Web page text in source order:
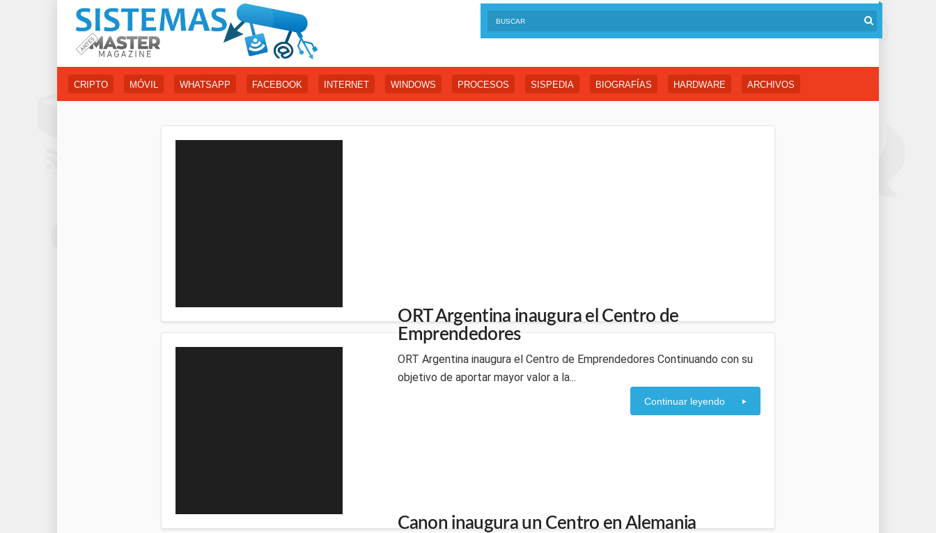
CRIPTO MÓVIL WHATSAPP FACEBOOK INTERNET WINDOWS PROCESOS SISPEDIA BIOGRAFÍAS HARDWARE ARCHIVOS
ORT Argentina inaugura el Centro de
Emprendedores
ORT Argentina inaugura el Centro de Emprendedores Continuando con su
objetivo de aportar mayor valor a la...
Continuar leyendo
Canon inaugura un Centro en Alemania